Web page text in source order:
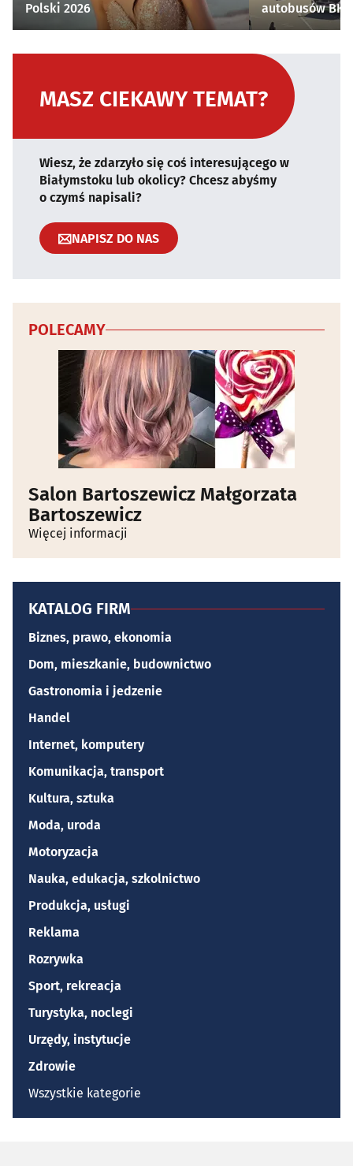
Polski 2026
autobusów
MASZ CIEKAWY TEMAT?
Wiesz, że zdarzyło się coś interesującego w
Białymstoku lub okolicy? Chcesz abyśmy
o czymś napisali?
NAPISZ DO NAS
POLECAMY
Salon Bartoszewicz Małgorzata
Bartoszewicz
Więcej informacji
KATALOG FIRM
Biznes, prawo, ekonomia
Dom, mieszkanie, budownictwo
Gastronomia i jedzenie
Handel
Internet, komputery
Komunikacja, transport
Kultura, sztuka
Moda, uroda
Motoryzacja
Nauka, edukacja, szkolnictwo
Produkcja, usługi
Reklama
Rozrywka
Sport, rekreacja
Turystyka, noclegi
Urzędy, instytucje
Zdrowie
Wszystkie kategorie